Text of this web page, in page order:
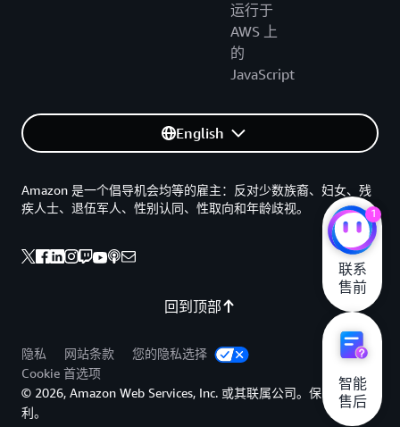
运行于
AWS 上
的
JavaScript
English
回到顶部
Amazon 是一个倡导机会均等的雇主：反对少数族裔、妇女、残
疾人士、退伍军人、性别认同、性取向和年龄歧视。
隐私 网站条款
您的隐私选择
Cookie 首选项
© 2026, Amazon Web Services, Inc. 或其联属公司。保留所有权
利。
1
联系
售前
智能
售后